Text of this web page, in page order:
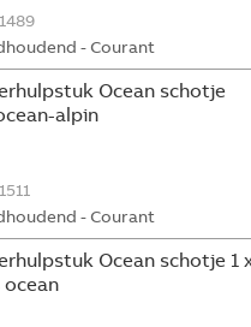
- Courant
Ocean schotje
alpin
- Courant
Ocean schotje 1